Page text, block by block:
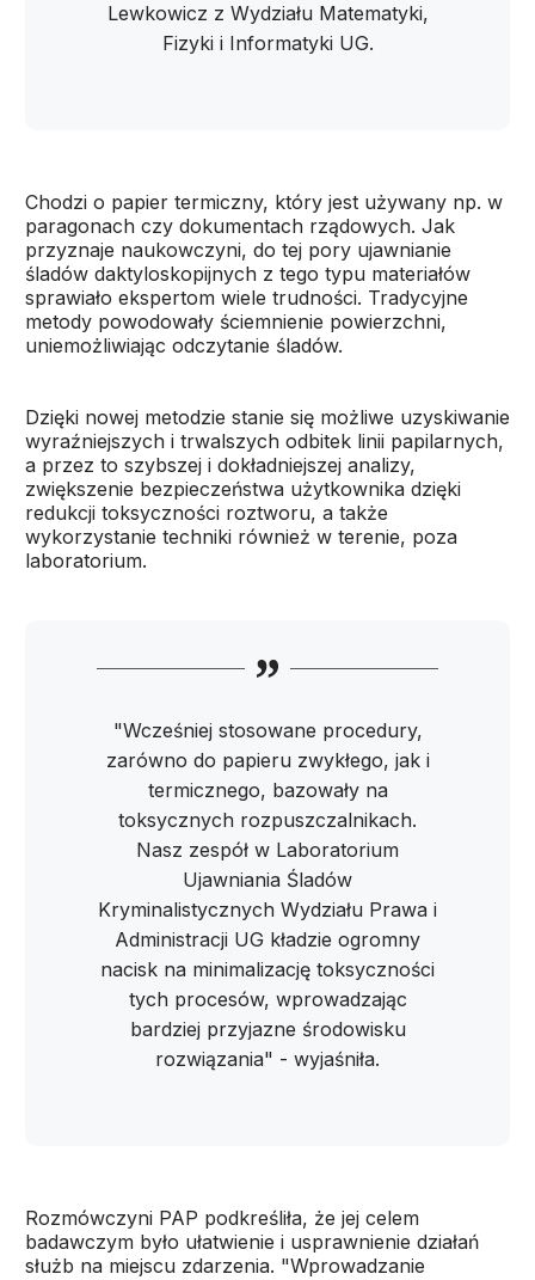
Lewkowicz z Wydziału Matematyki,
Fizyki i Informatyki UG.
Chodzi o papier termiczny, który jest używany np. w
paragonach czy dokumentach rządowych. Jak
przyznaje naukowczyni, do tej pory ujawnianie
śladów daktyloskopijnych z tego typu materiałów
sprawiało ekspertom wiele trudności. Tradycyjne
metody powodowały ściemnienie powierzchni,
uniemożliwiając odczytanie śladów.
Dzięki nowej metodzie stanie się możliwe uzyskiwanie
wyraźniejszych i trwalszych odbitek linii papilarnych,
a przez to szybszej i dokładniejszej analizy,
zwiększenie bezpieczeństwa użytkownika dzięki
redukcji toksyczności roztworu, a także
wykorzystanie techniki również w terenie, poza
laboratorium.
"Wcześniej stosowane procedury,
zarówno do papieru zwykłego, jak i
termicznego, bazowały na
toksycznych rozpuszczalnikach.
Nasz zespół w Laboratorium
Ujawniania Śladów
Kryminalistycznych Wydziału Prawa i
Administracji UG kładzie ogromny
nacisk na minimalizację toksyczności
tych procesów, wprowadzając
bardziej przyjazne środowisku
rozwiązania" - wyjaśniła.
Rozmówczyni PAP podkreśliła, że jej celem
badawczym było ułatwienie i usprawnienie działań
służb na miejscu zdarzenia. "Wprowadzanie